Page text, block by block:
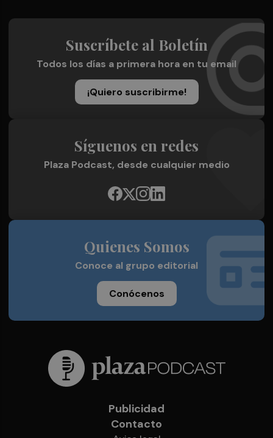
Suscríbete al Boletín
Todos los días a primera hora en tu email
¡Quiero suscribirme!
Síguenos en redes
Plaza Podcast, desde cualquier medio
Quienes Somos
Conoce al grupo editorial
Conócenos
Publicidad
Contacto